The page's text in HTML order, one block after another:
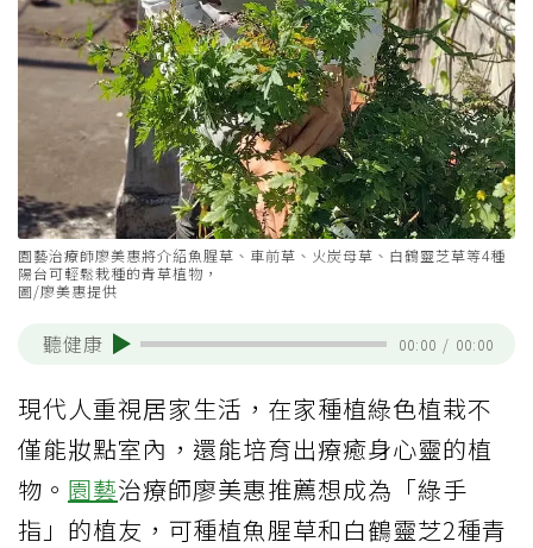
園藝治療師廖美惠將介紹魚腥草、車前草、火炭母草、白鶴靈芝草等4種
陽台可輕鬆栽種的青草植物，
圖/廖美惠提供
聽健康 00:00 / 00:00
現代人重視居家生活，在家種植綠色植栽不
僅能妝點室內，還能培育出療癒身心靈的植
物。 園藝治療師廖美惠推薦想成為「綠手
指」的植友，可種植魚腥草和白鶴靈芝2種青